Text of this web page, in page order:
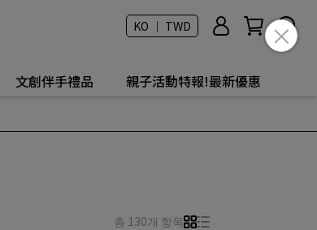
KO ｜ TWD
文創伴手禮品 親子活動特報!最新優惠
총 130개 항목